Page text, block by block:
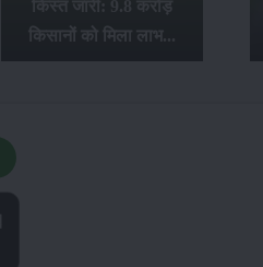
किस्त जारी: 9.8 करोड़
किसानों को मिला लाभ...